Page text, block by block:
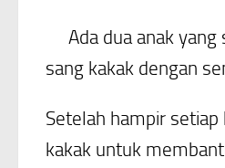
Ada dua anak yang
sang kakak dengan
Setelah hampir
kakak untuk